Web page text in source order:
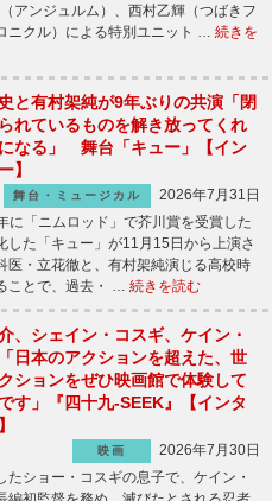
アンジュルム）、西村乙輝（つばきフ
ニクル）による特別ユニット … 続きを
と有村架純が9年ぶりの共演「閉
れているものを解き放ってくれ
なる」 舞台「キュー」【イン
】
舞台・ミュージカル
2026年7月31日
「ニムロッド」で芥川賞を受賞した
た「キュー」が11月15日から上演さ
医・立花徹と、有村架純演じる高校時
ことで、過去・ … 続きを読む
、シェイン・コスギ、ケイン・
日本のアクションを超えた、世
ションをぜひ映画館で体験して
す」『四十九-SEEK』【インタ
映画
2026年7月30日
ショー・コスギの息子で、ケイン・